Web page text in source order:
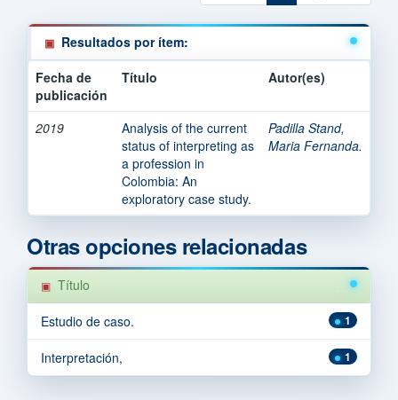
Resultados por ítem:
Fecha de
publicación
Título Autor(es)
2019
Analysis of the current
status of interpreting as
a profession in
Colombia: An
exploratory case study.
Padilla Stand,
Maria Fernanda.
Otras opciones relacionadas
Título
1
Estudio de caso.
1
Interpretación,